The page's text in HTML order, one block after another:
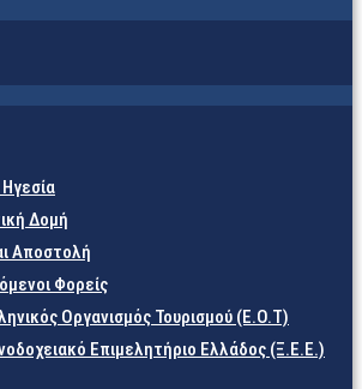
Δομή
Αποστολή
Φορείς
Οργανισμός Τουρισμού (Ε.Ο.Τ)
Επιμελητήριο Ελλάδος (Ξ.Ε.Ε.)